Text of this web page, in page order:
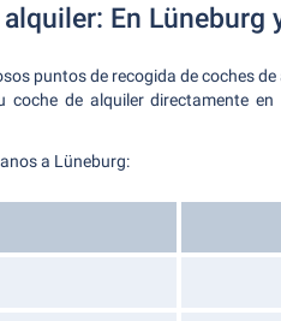
En Lüneburg
puntos de recogida de coches
de alquiler directamente
a Lüneburg: